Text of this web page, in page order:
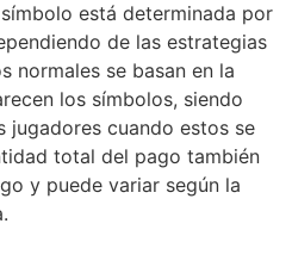
está determinada por
de las estrategias
normales se basan en la
los símbolos, siendo
jugadores cuando estos se
total del pago también
y puede variar según la